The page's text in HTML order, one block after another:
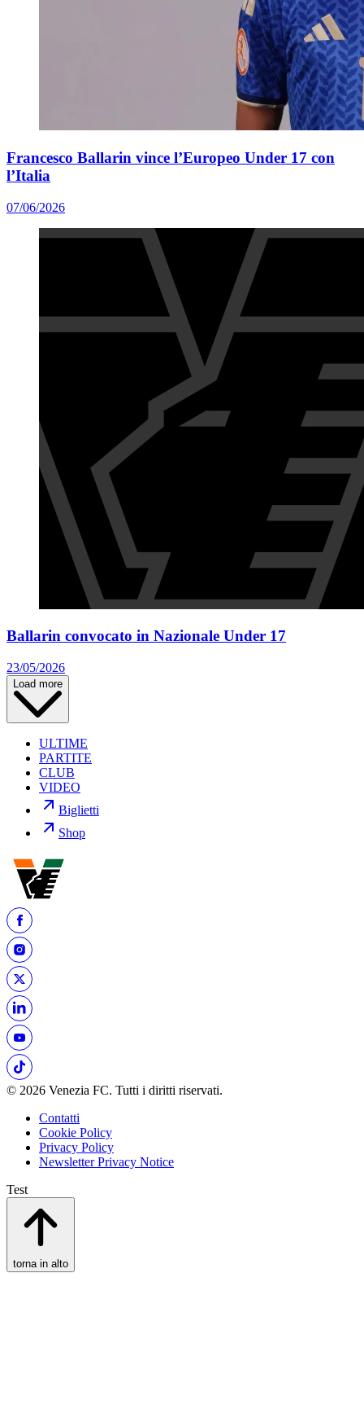
Francesco Ballarin vince l’Europeo Under 17 con
l’Italia
07/06/2026
Ballarin convocato in Nazionale Under 17
23/05/2026
Load more
ULTIME
PARTITE
CLUB
VIDEO
Biglietti
Shop
© 2026 Venezia FC. Tutti i diritti riservati.
Contatti
Cookie Policy
Privacy Policy
Newsletter Privacy Notice
Test
torna in alto